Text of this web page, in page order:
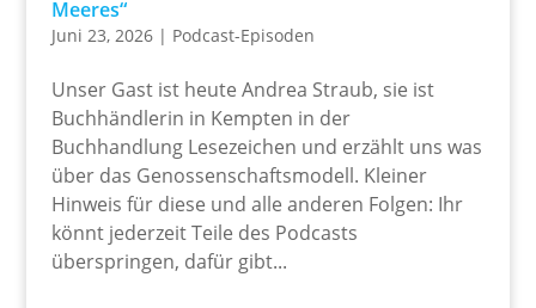
Meeres“
Juni 23, 2026| Podcast-Episoden
Unser Gast ist heute Andrea Straub, sie ist
Buchhändlerin in Kempten in der
Buchhandlung Lesezeichen und erzählt uns was
über das Genossenschaftsmodell. Kleiner
Hinweis für diese und alle anderen Folgen: Ihr
könnt jederzeit Teile des Podcasts
überspringen, dafür gibt...